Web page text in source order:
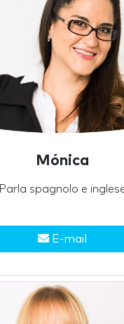
Mónica
Parla spagnolo e
E-mail